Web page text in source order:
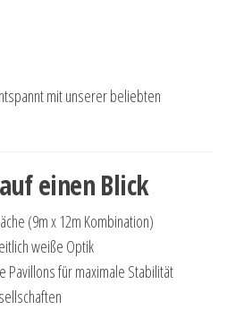
mit unserer beliebten
einen Blick
(9m x 12m Kombination)
weiße Optik
für maximale Stabilität